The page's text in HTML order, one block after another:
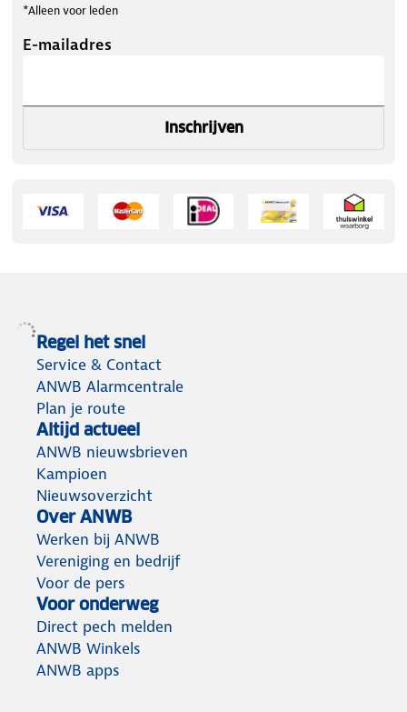
*Alleen voor leden
E-mailadres
Inschrijven
Regel het snel
Service & Contact
ANWB Alarmcentrale
Plan je route
Altijd actueel
ANWB nieuwsbrieven
Kampioen
Nieuwsoverzicht
Over ANWB
Werken bij ANWB
Vereniging en bedrijf
Voor de pers
Voor onderweg
Direct pech melden
ANWB Winkels
ANWB apps